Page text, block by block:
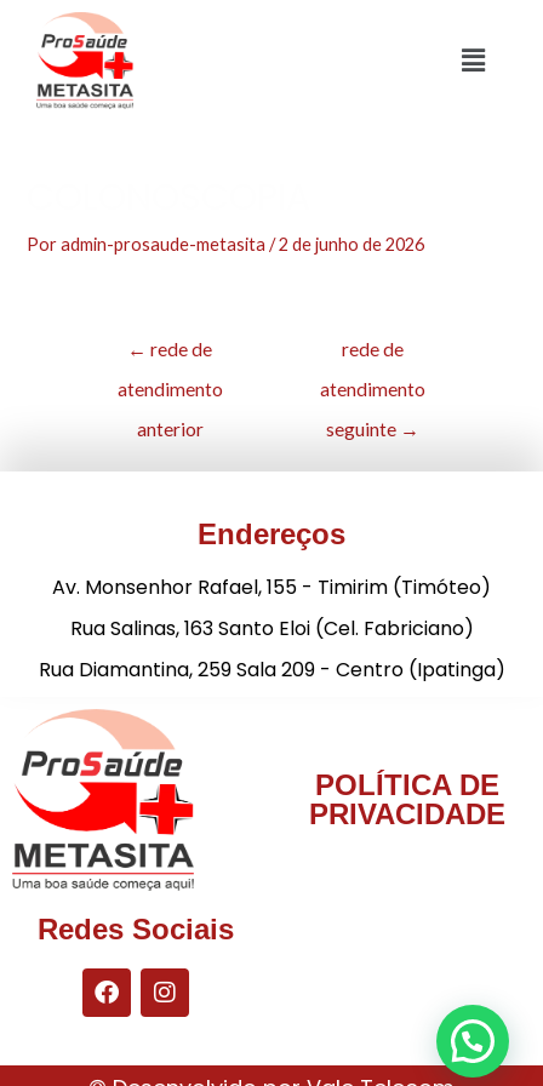
Poradmin-prosaude-metasita/2 de junho de 2026
← rede de
atendimento
anterior
rede de
atendimento
seguinte →
Endereços
Av. Monsenhor Rafael, 155 - Timirim (Timóteo)
Rua Salinas, 163 Santo Eloi (Cel. Fabriciano)
Rua Diamantina, 259 Sala 209 - Centro (Ipatinga)
POLÍTICA DE
PRIVACIDADE
Redes Sociais